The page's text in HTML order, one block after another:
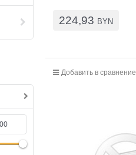
224,93 BYN
Добавить в сравнение